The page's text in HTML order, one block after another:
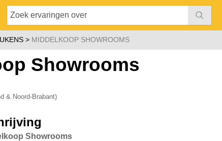
MIDDELKOOP SHOWROOMS
Showrooms
& Noord-Brabant)
Showrooms